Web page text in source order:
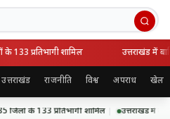
133 प्रतिभागी शामिल उत्तराखंड में
उत्तराखंड राजनीति विश्व अपराध खेल
जिलों के 133 प्रतिभागी शामिल उत्तराखंड में